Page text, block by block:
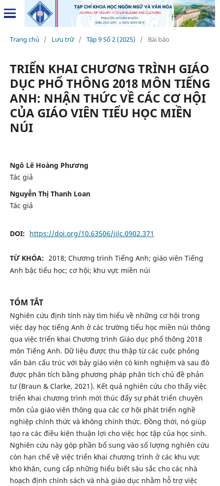
Trang chủ / Lưu trữ / Tập 9 Số 2 (2025) / Bài báo
TRIỂN KHAI CHƯƠNG TRÌNH GIÁO
DỤC PHỔ THÔNG 2018 MÔN TIẾNG
ANH: NHẬN THỨC VỀ CÁC CƠ HỘI
CỦA GIÁO VIÊN TIỂU HỌC MIỀN
NÚI
Ngô Lê Hoàng Phương
Tác giả
Nguyễn Thị Thanh Loan
Tác giả
DOI: https://doi.org/10.63506/jilc.0902.371
TỪ KHÓA: 2018; Chương trình Tiếng Anh; giáo viên Tiếng
Anh bậc tiểu học; cơ hội; khu vực miền núi
TÓM TẮT
Nghiên cứu định tính này tìm hiểu về những cơ hội trong
việc dạy học tiếng Anh ở các trường tiểu học miền núi thông
qua việc triển khai Chương trình Giáo dục phổ thông 2018
môn Tiếng Anh. Dữ liệu được thu thập từ các cuộc phỏng
vấn bán cấu trúc với bảy giáo viên có kinh nghiệm và sau đó
được phân tích bằng phương pháp phân tích chủ đề phản
tư (Braun & Clarke, 2021). Kết quả nghiên cứu cho thấy việc
triển khai chương trình mới thúc đẩy sự phát triển chuyên
môn của giáo viên thông qua các cơ hội phát triển nghề
nghiệp chính thức và không chính thức. Đồng thời, nó giúp
tạo ra các điều kiện thuận lợi cho việc học tập của học sinh.
Nghiên cứu này góp phần bổ sung vào số lượng nghiên cứu
còn hạn chế về việc triển khai chương trình ở các khu vực
khó khăn, cung cấp những hiểu biết sâu sắc cho các nhà
hoạch định chính sách và nhà giáo dục nhằm hỗ trợ việc